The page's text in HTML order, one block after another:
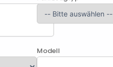
Modell